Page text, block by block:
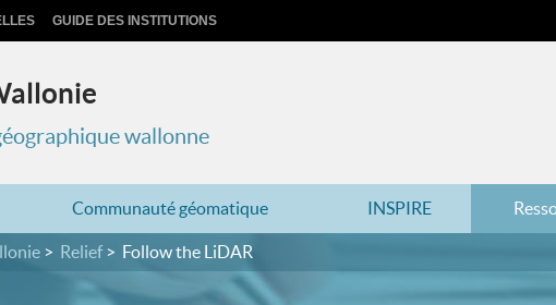
GUIDE DES INSTITUTIONS
wallonne
Communauté géomatique INSPIRE
Relief Follow the LiDAR